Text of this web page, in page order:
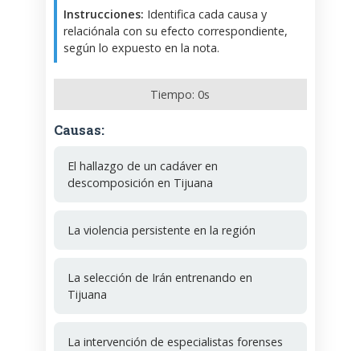
Instrucciones: Identifica cada causa y
relaciónala con su efecto correspondiente,
según lo expuesto en la nota.
Tiempo: 0s
Causas:
El hallazgo de un cadáver en
descomposición en Tijuana
La violencia persistente en la región
La selección de Irán entrenando en
Tijuana
La intervención de especialistas forenses